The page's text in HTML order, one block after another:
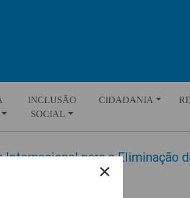
INCLUSÃO
SOCIAL
CIDADANIA
Internacional para a Eliminação